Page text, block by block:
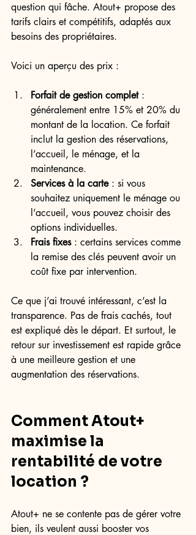
question qui fâche. Atout+ propose des
tarifs clairs et compétitifs, adaptés aux
besoins des propriétaires.
Voici un aperçu des prix :
Forfait de gestion complet :
généralement entre 15% et 20% du
montant de la location. Ce forfait
inclut la gestion des réservations,
l’accueil, le ménage, et la
maintenance.
Services à la carte : si vous
souhaitez uniquement le ménage ou
l’accueil, vous pouvez choisir des
options individuelles.
Frais fixes : certains services comme
la remise des clés peuvent avoir un
coût fixe par intervention.
Ce que j’ai trouvé intéressant, c’est la
transparence. Pas de frais cachés, tout
est expliqué dès le départ. Et surtout, le
retour sur investissement est rapide grâce
à une meilleure gestion et une
augmentation des réservations.
Comment Atout+
maximise la
rentabilité de votre
location ?
Atout+ ne se contente pas de gérer votre
bien, ils veulent aussi booster vos